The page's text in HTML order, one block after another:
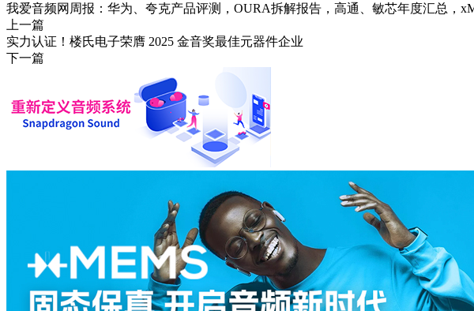
我爱音频网周报：华为、夸克产品评测，OURA拆解报告，高通、敏芯年度汇总，
上一篇
实力认证！楼氏电子荣膺 2025 金音奖最佳元器件企业
下一篇